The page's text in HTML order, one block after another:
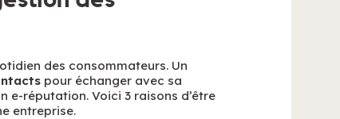
des consommateurs. Un
pour échanger avec sa
e-réputation. Voici 3 raisons d’être
entreprise.